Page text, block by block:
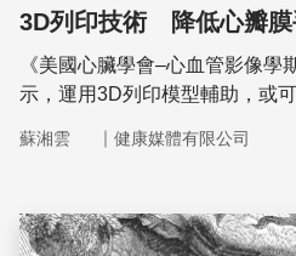
3D列印技術 降低心瓣膜
《美國心臟學會–心血管影像學
示，運用3D列印模型輔助，或
蘇湘雲 ｜ 健康媒體有限公司